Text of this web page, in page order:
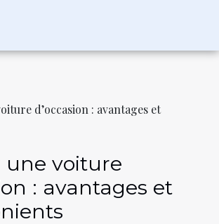
d’occasion : avantages et
une voiture
: avantages et